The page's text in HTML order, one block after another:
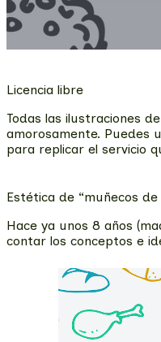
Licencia libre
Todas las ilustraciones
amorosamente. Puedes
para replicar el servicio
Estética de “muñecos de
Hace ya unos 8 años
contar los conceptos e